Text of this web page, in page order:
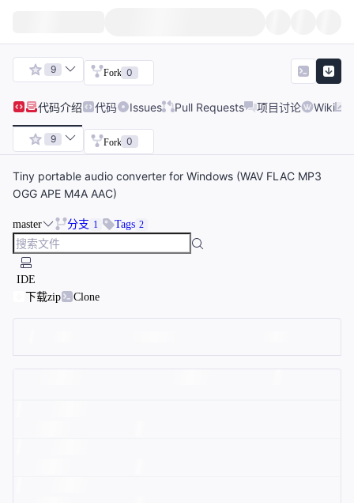
9 Fork 0
代码介绍 代码 Issues Pull Requests 项目讨论 Wiki
9 Fork 0
Tiny portable audio converter for Windows (WAV FLAC MP3
OGG APE M4A AAC)
master 分支 1 Tags 2
IDE
下载zip
Clone